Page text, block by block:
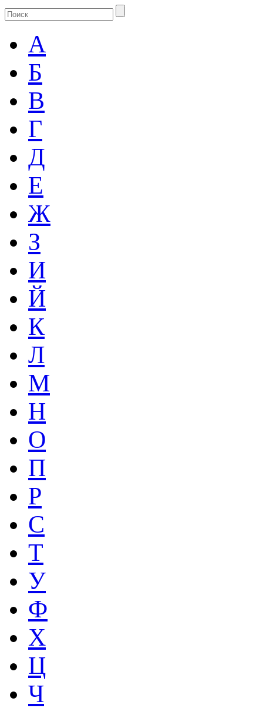
А
Б
В
Г
Д
Е
Ж
З
И
Й
К
Л
М
Н
О
П
Р
С
Т
У
Ф
Х
Ц
Ч